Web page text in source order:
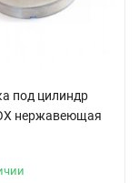
под цилиндр
нержавеющая